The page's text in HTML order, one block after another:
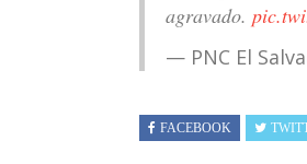
agravado.
— PNC El
FACEBOOK